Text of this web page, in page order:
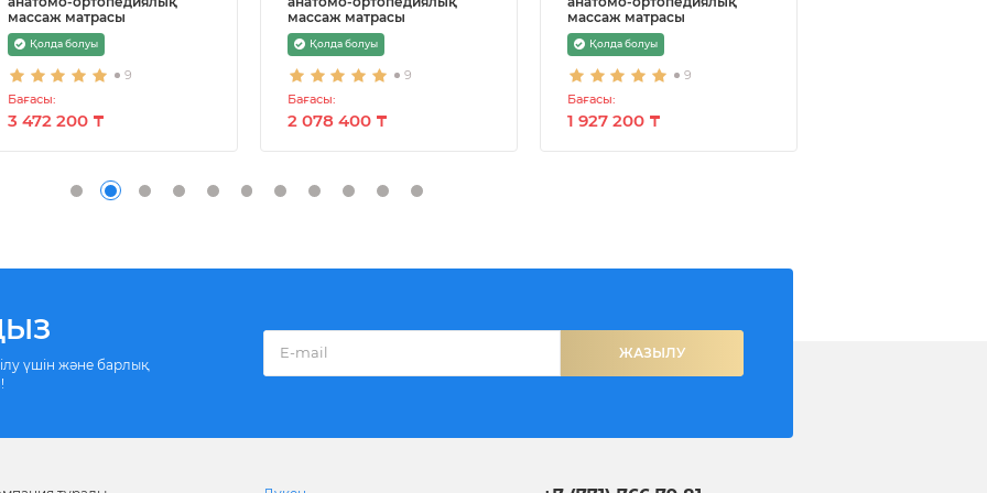
массаж матрасы
Қолда болуы
9
Бағасы:
3 472 200 ₸
массаж матрасы
Қолда болуы
9
Бағасы:
2 078 400 ₸
массаж матрасы
Қолда болуы
9
Бағасы:
1 927 200 ₸
үшін және барлық
ЖАЗЫЛУ